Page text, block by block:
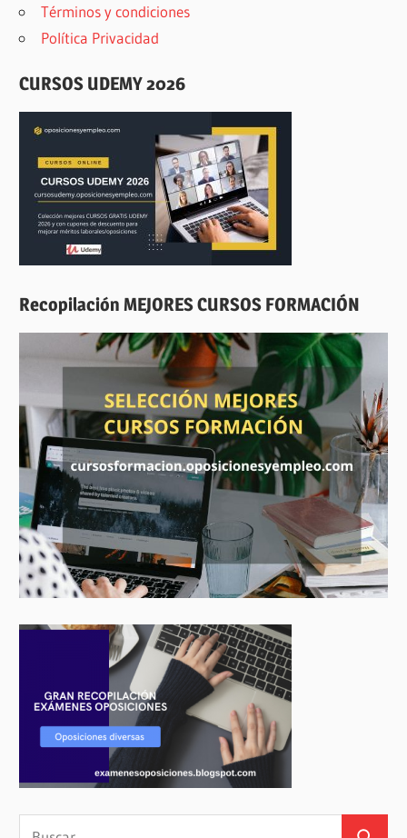
Términos y condiciones
Política Privacidad
CURSOS UDEMY 2026
Recopilación MEJORES CURSOS FORMACIÓN
Buscar: